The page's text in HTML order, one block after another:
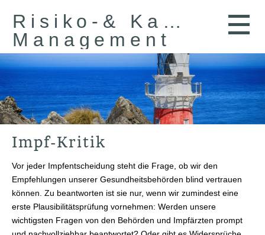
Risiko-& Kapital-
Management
Impf-Kritik
Vor jeder Impfentscheidung steht die Frage, ob wir den
Empfehlungen unserer Gesundheitsbehörden blind vertrauen
können. Zu beantworten ist sie nur, wenn wir zumindest eine
erste Plausibilitätsprüfung vornehmen: Werden unsere
wichtigsten Fragen von den Behörden und Impfärzten prompt